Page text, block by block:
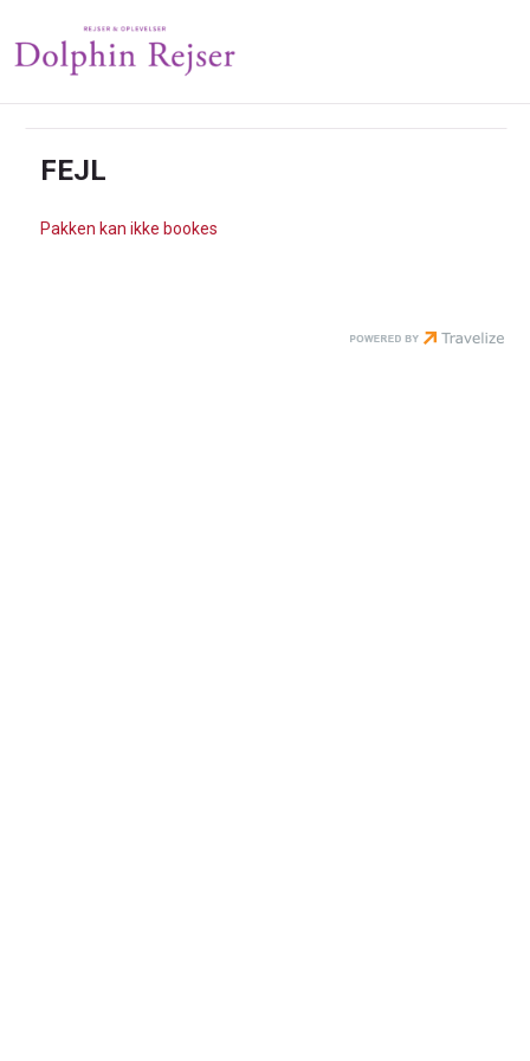
FEJL
Pakken kan ikke bookes